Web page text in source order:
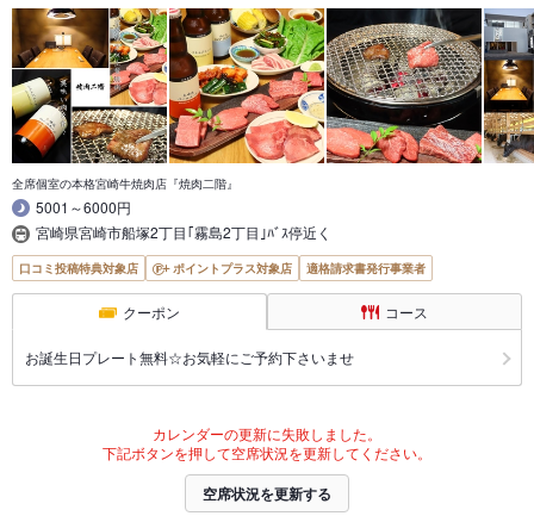
全席個室の本格宮崎牛焼肉店『焼肉二階』
5001～6000円
宮崎県宮崎市船塚2丁目｢霧島2丁目｣ﾊﾞｽ停近く
口コミ投稿特典対象店 ポイントプラス対象店 適格請求書発行事業者
クーポン コース
お誕生日プレート無料☆お気軽にご予約下さいませ
カレンダーの更新に失敗しました。
下記ボタンを押して空席状況を更新してください。
空席状況を更新する